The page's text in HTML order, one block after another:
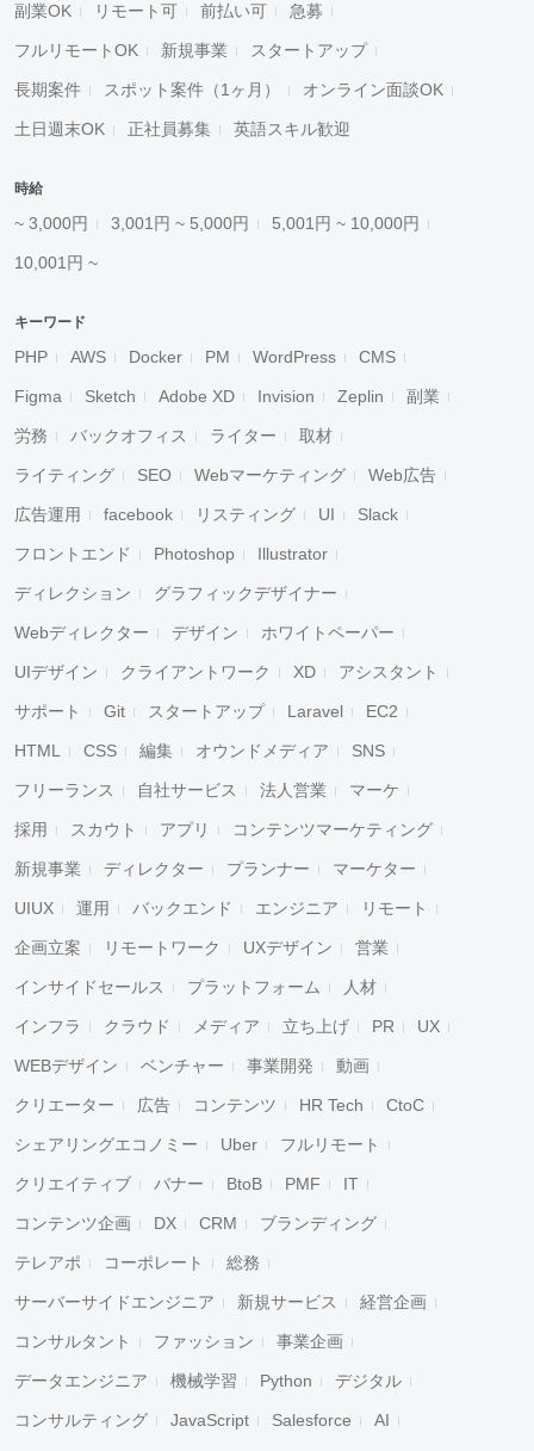
副業OK リモート可 前払い可 急募
フルリモートOK 新規事業 スタートアップ
長期案件 スポット案件（1ヶ月） オンライン面談OK
土日週末OK 正社員募集 英語スキル歓迎
時給
~ 3,000円 3,001円 ~ 5,000円 5,001円 ~ 10,000円
10,001円 ~
キーワード
PHP AWS Docker PM WordPress CMS
Figma Sketch Adobe XD Invision Zeplin 副業
労務 バックオフィス ライター 取材
ライティング SEO Webマーケティング Web広告
広告運用 facebook リスティング UI Slack
フロントエンド Photoshop Illustrator
ディレクション グラフィックデザイナー
Webディレクター デザイン ホワイトペーパー
UIデザイン クライアントワーク XD アシスタント
サポート Git スタートアップ Laravel EC2
HTML CSS 編集 オウンドメディア SNS
フリーランス 自社サービス 法人営業 マーケ
採用 スカウト アプリ コンテンツマーケティング
新規事業 ディレクター プランナー マーケター
UIUX 運用 バックエンド エンジニア リモート
企画立案 リモートワーク UXデザイン 営業
インサイドセールス プラットフォーム 人材
インフラ クラウド メディア 立ち上げ PR UX
WEBデザイン ベンチャー 事業開発 動画
クリエーター 広告 コンテンツ HR Tech CtoC
シェアリングエコノミー Uber フルリモート
クリエイティブ バナー BtoB PMF IT
コンテンツ企画 DX CRM ブランディング
テレアポ コーポレート 総務
サーバーサイドエンジニア 新規サービス 経営企画
コンサルタント ファッション 事業企画
データエンジニア 機械学習 Python デジタル
コンサルティング JavaScript Salesforce AI